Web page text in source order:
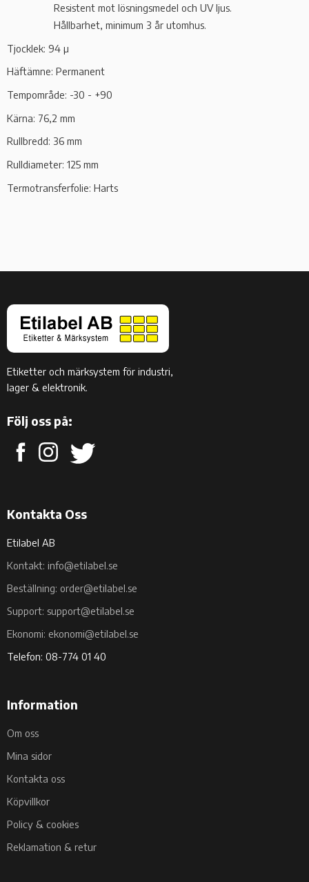
Resistent mot lösningsmedel och UV ljus.
Hållbarhet, minimum 3 år utomhus.
Tjocklek: 94 µ
Häftämne: Permanent
Tempområde: -30 - +90
Kärna: 76,2 mm
Rullbredd: 36 mm
Rulldiameter: 125 mm
Termotransferfolie: Harts
Etiketter och märksystem för industri,
lager & elektronik.
Följ oss på:
Kontakta Oss
Etilabel AB
Kontakt: info@etilabel.se
Beställning: order@etilabel.se
Support: support@etilabel.se
Ekonomi: ekonomi@etilabel.se
Telefon: 08-774 01 40
Information
Om oss
Mina sidor
Kontakta oss
Köpvillkor
Policy & cookies
Reklamation & retur